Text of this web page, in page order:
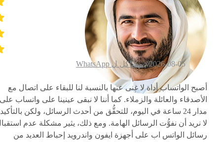
2026-08-05 / مشاكل ل WhatsApp
أصبح الواتساب أداة لا غنى عنها بالنسبة لنا للبقاء على اتصال مع
الأصدقاء والعائلة والزملاء. كما أننا لا نبقى عينينا على واتساب على
مدار 24 ساعة في اليوم، للتحقُّق من أحدث الرسائل، ولكن بالتأكيد
لا نريد أن نفوُّت الرسائل الهامة. ومع ذلك، يثير مشكلة عدم
رسائل الواتس اب على أجهزة ايفون واندرويد إحباط العديد من